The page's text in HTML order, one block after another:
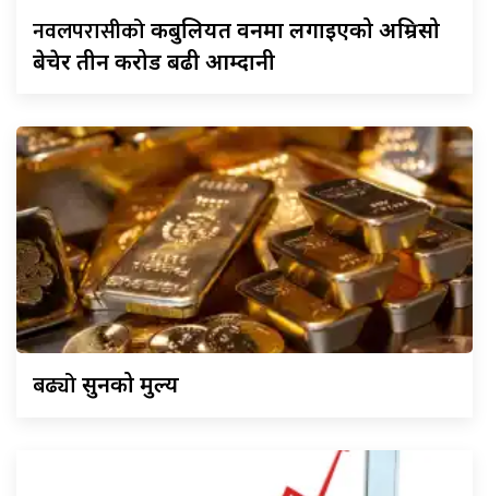
नवलपरासीकोकबुलियत वनमा लगाइएको अम्रिसो
बेचेर तीन करोड बढी आम्दानी
बढ्योसुनको मुल्य